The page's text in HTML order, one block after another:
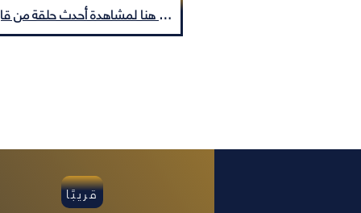
أضعط هنا لمشاهدة أحدث حلقة من قارب
قريبًا